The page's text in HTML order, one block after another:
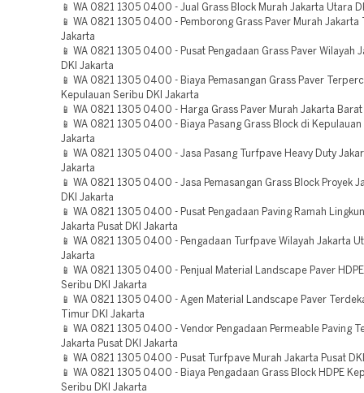
📱 WA 0821 1305 0400 - Jual Grass Block Murah Jakarta Utara
📱 WA 0821 1305 0400 - Pemborong Grass Paver Murah Jakarta
Jakarta
📱 WA 0821 1305 0400 - Pusat Pengadaan Grass Paver Wilayah
DKI Jakarta
📱 WA 0821 1305 0400 - Biaya Pemasangan Grass Paver
Kepulauan Seribu DKI Jakarta
📱 WA 0821 1305 0400 - Harga Grass Paver Murah Jakarta Barat
📱 WA 0821 1305 0400 - Biaya Pasang Grass Block di Kepulauan
Jakarta
📱 WA 0821 1305 0400 - Jasa Pasang Turfpave Heavy Duty
Jakarta
📱 WA 0821 1305 0400 - Jasa Pemasangan Grass Block Proyek
DKI Jakarta
📱 WA 0821 1305 0400 - Pusat Pengadaan Paving Ramah
Jakarta Pusat DKI Jakarta
📱 WA 0821 1305 0400 - Pengadaan Turfpave Wilayah Jakarta
Jakarta
📱 WA 0821 1305 0400 - Penjual Material Landscape Paver
Seribu DKI Jakarta
📱 WA 0821 1305 0400 - Agen Material Landscape Paver
Timur DKI Jakarta
📱 WA 0821 1305 0400 - Vendor Pengadaan Permeable Paving
Jakarta Pusat DKI Jakarta
📱 WA 0821 1305 0400 - Pusat Turfpave Murah Jakarta Pusat
📱 WA 0821 1305 0400 - Biaya Pengadaan Grass Block HDPE
Seribu DKI Jakarta